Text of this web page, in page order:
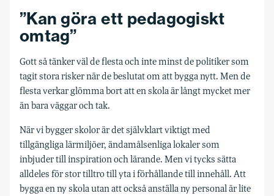
”Kan göra ett pedagogiskt
omtag”
Gott så tänker väl de flesta och inte minst de politiker som
tagit stora risker när de beslutat om att bygga nytt. Men de
flesta verkar glömma bort att en skola är långt mycket mer
än bara väggar och tak.
När vi bygger skolor är det självklart viktigt med
tillgängliga lärmiljöer, ändamålsenliga lokaler som
inbjuder till inspiration och lärande. Men vi tycks sätta
alldeles för stor tilltro till yta i förhållande till innehåll. Att
bygga en ny skola utan att också anställa ny personal är lite